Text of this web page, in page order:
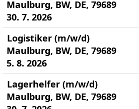
Maulburg, BW, DE, 79689
30. 7. 2026
Logistiker (m/w/d)
Maulburg, BW, DE, 79689
5. 8. 2026
Lagerhelfer (m/w/d)
Maulburg, BW, DE, 79689